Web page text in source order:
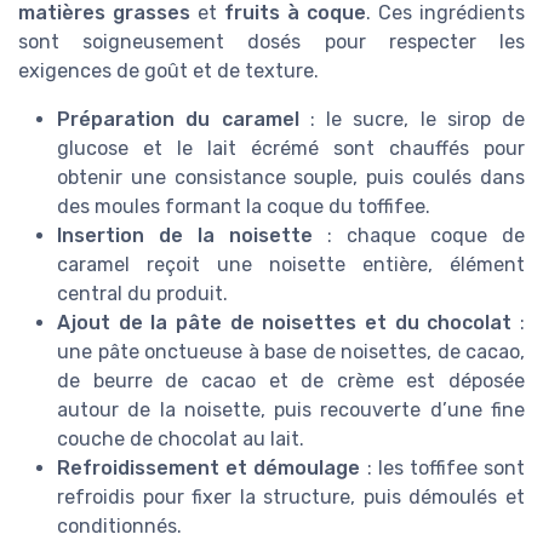
matières grasses et fruits à coque. Ces ingrédients
sont soigneusement dosés pour respecter les
exigences de goût et de texture.
Préparation du caramel
: le sucre, le sirop de
glucose et le lait écrémé sont chauffés pour
obtenir une consistance souple, puis coulés dans
des moules formant la coque du toffifee.
Insertion de la noisette : chaque coque de
caramel reçoit une noisette entière, élément
central du produit.
Ajout de la pâte de noisettes et du chocolat :
une pâte onctueuse à base de noisettes, de cacao,
de beurre de cacao et de crème est déposée
autour de la noisette, puis recouverte d’une fine
couche de chocolat au lait.
Refroidissement et démoulage : les toffifee sont
refroidis pour fixer la structure, puis démoulés et
conditionnés.